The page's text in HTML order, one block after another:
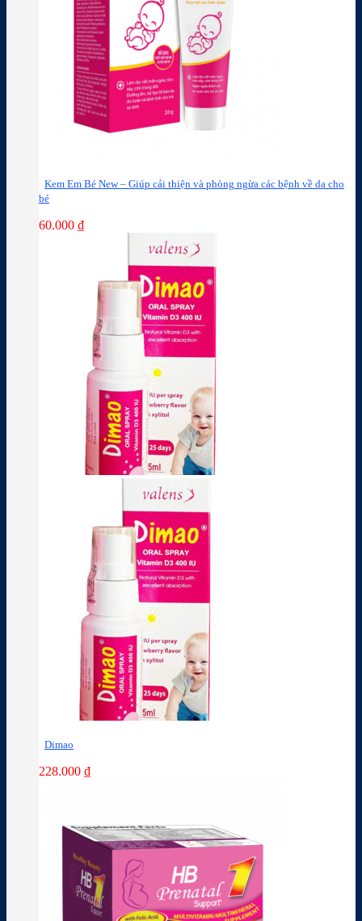
Kem Em Bé New – Giúp cải thiện và phòng ngừa các bệnh về da cho
bé
60.000 ₫
Dimao
228.000 ₫